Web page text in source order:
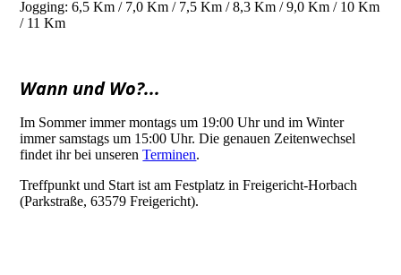
Jogging: 6,5 Km / 7,0 Km / 7,5 Km / 8,3 Km / 9,0 Km / 10 Km
/ 11 Km
Wann und Wo?...
Im Sommer immer montags um 19:00 Uhr und im Winter
immer samstags um 15:00 Uhr. Die genauen Zeitenwechsel
findet ihr bei unserenTerminen.
Treffpunkt und Start ist am Festplatz in Freigericht-Horbach
(Parkstraße, 63579 Freigericht).